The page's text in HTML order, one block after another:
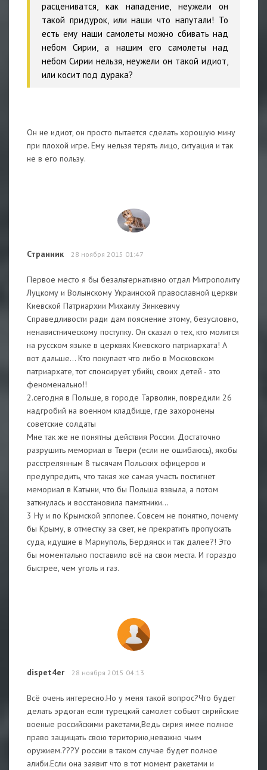
расцениватся, как нападение, неужели он
такой придурок, или наши что напутали! То
есть ему наши самолеты можно сбивать над
небом Сирии, а нашим его самолеты над
небом Сирии нельзя, неужели он такой идиот,
или косит под дурака?
Он не идиот, он просто пытается сделать хорошую мину
при плохой игре. Ему нельзя терять лицо, ситуация и так
не в его пользу.
Странник 28 ноября 2015 01:47
Первое место я бы безальтернативно отдал Митрополиту
Луцкому и Волынскому Украинской православной церкви
Киевской Патриархии Михаилу Зинкевичу
Справедливости ради дам пояснение этому, безусловно,
ненавистническому поступку. Он сказал о тех, кто молится
на русском языке в церквях Киевского патриархата! А
вот дальше... Кто покупает что либо в Московском
патриархате, тот спонсирует убийц своих детей - это
феноменально!!
2.сегодня в Польше, в городе Тарволин, повредили 26
надгробий на военном кладбище, где захоронены
советские солдаты
Мне так же не понятны действия России. Достаточно
разрушить мемориал в Твери (если не ошибаюсь), якобы
расстрелянным 8 тысячам Польских офицеров и
предупредить, что такая же самая участь постигнет
мемориал в Катыни, что бы Польша взвыла, а потом
заткнулась и восстановила памятники...
3 Ну и по Крымской эппопее. Совсем не понятно, почему
бы Крыму, в отместку за свет, не прекратить пропускать
суда, идущие в Мариуполь, Бердянск и так далее?! Это
бы моментально поставило всё на свои места. И гораздо
быстрее, чем уголь и газ.
dispet4er 28 ноября 2015 04:13
Всё очень интересно.Но у меня такой вопрос?Что будет
делать эрдоган если турецкий самолет собьют сирийские
военые российскими ракетами,Ведь сирия имее полное
право защищать свою територию,неважно чьим
оружием.???У россии в таком случае будет полное
алиби.Если она заявит что в тот момент ракетами и